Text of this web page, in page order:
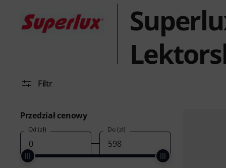
Filtr
Przedział cenowy
Od (zł) Do (zł)